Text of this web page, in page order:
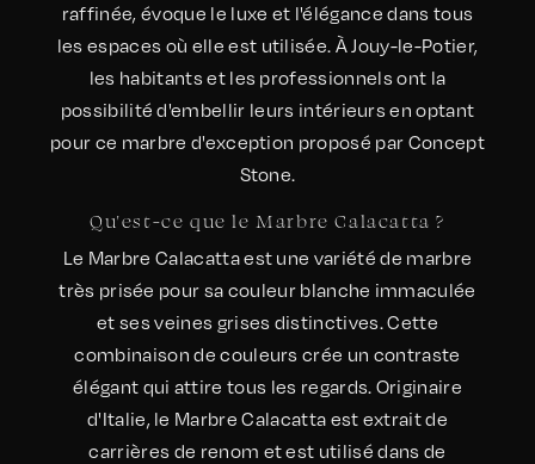
raffinée, évoque le luxe et l'élégance dans tous
les espaces où elle est utilisée. À Jouy-le-Potier,
les habitants et les professionnels ont la
possibilité d'embellir leurs intérieurs en optant
pour ce marbre d'exception proposé par Concept
Stone.
Qu'est-ce que le Marbre Calacatta ?
Le Marbre Calacatta est une variété de marbre
très prisée pour sa couleur blanche immaculée
et ses veines grises distinctives. Cette
combinaison de couleurs crée un contraste
élégant qui attire tous les regards. Originaire
d'Italie, le Marbre Calacatta est extrait de
carrières de renom et est utilisé dans de